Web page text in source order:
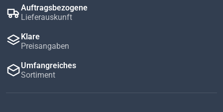
Auftragsbezogene
Lieferauskunft
Klare
Preisangaben
Umfangreiches
Sortiment